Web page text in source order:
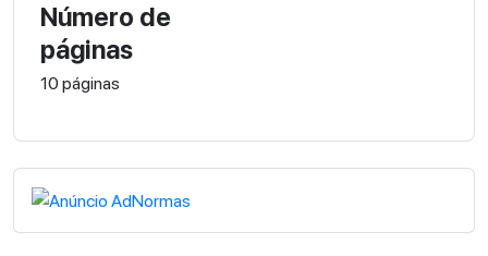
Número de
páginas
10 páginas